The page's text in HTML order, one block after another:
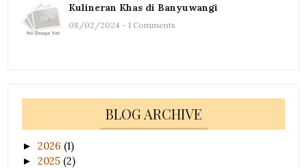
Kulineran Khas di Banyuwangi
08/02/2024 - 1 Comments
BLOG ARCHIVE
►2026 (1)
►2025 (2)